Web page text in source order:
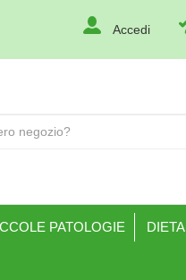
Accedi
PATOLOGIE DIETA